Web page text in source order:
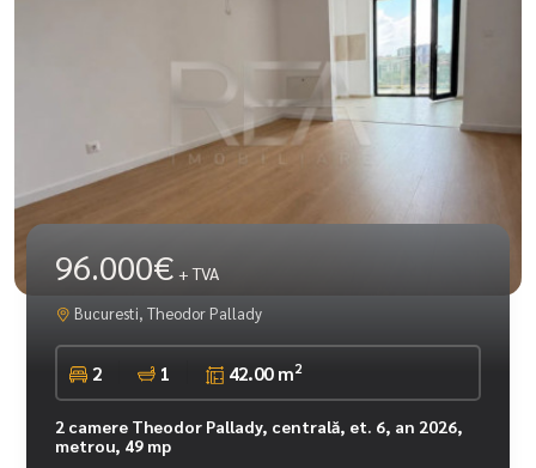
96.000€ + TVA
Bucuresti, Theodor Pallady
2 1 42.00 m2
2 camere Theodor Pallady, centrală, et. 6, an 2026,
metrou, 49 mp